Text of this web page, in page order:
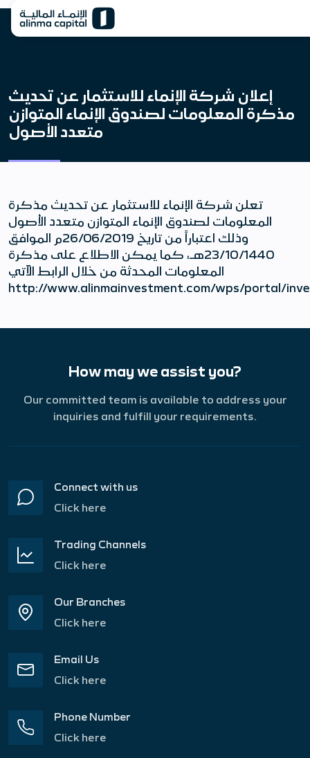
إعلان شركة الإنماء للاستثمار عن تحديث
مذكرة المعلومات لصندوق الإنماء المتوازن
متعدد الأصول
تعلن شركة الإنماء للاستثمار عن تحديث مذكرة
المعلومات لصندوق الإنماء المتوازن متعدد الأصول
وذلك اعتباراً من تاريخ 26/06/2019م الموافق
23/10/1440هـ، كما يمكن الاطلاع على مذكرة
المعلومات المحدثة من خلال الرابط الآتي
http://www.alinmainvestment.com/wps/portal/
How may we assist you?
Our committed team is available to address your
inquiries and fulfill your requirements.
Connect with us
Click here
Trading Channels
Click here
Our Branches
Click here
Email Us
Click here
Phone Number
Click here